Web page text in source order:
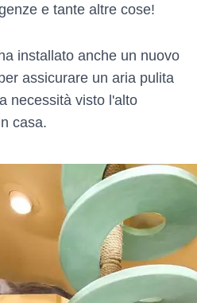
e tante altre cose!
installato anche un nuovo
assicurare un aria pulita
necessità visto l'alto
casa.